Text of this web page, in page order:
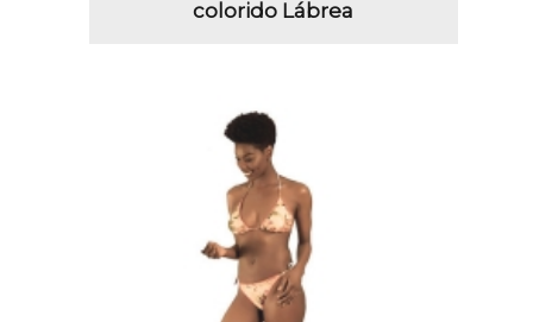
colorido Lábrea